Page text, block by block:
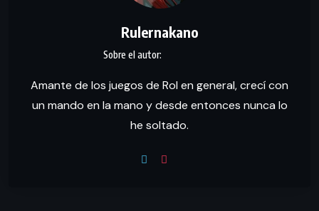
Rulernakano
Amante de los juegos de Rol en general, crecí con
un mando en la mano y desde entonces nunca lo
he soltado.